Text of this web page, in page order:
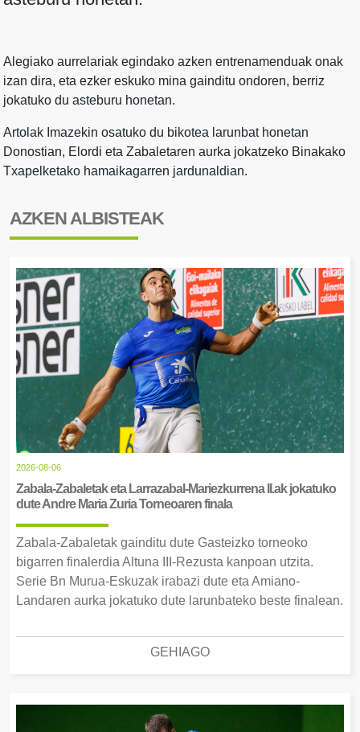
Alegiako aurrelariak egindako azken entrenamenduak onak
izan dira, eta ezker eskuko mina gainditu ondoren, berriz
jokatuko du asteburu honetan.
Artolak Imazekin osatuko du bikotea larunbat honetan
Donostian, Elordi eta Zabaletaren aurka jokatzeko Binakako
Txapelketako hamaikagarren jardunaldian.
AZKEN ALBISTEAK
2026-08-06
Zabala-Zabaletak eta Larrazabal-Mariezkurrena II.ak jokatuko
dute Andre Maria Zuria Torneoaren finala
Zabala-Zabaletak gainditu dute Gasteizko torneoko
bigarren finalerdia Altuna III-Rezusta kanpoan utzita.
Serie Bn Murua-Eskuzak irabazi dute eta Amiano-
Landaren aurka jokatuko dute larunbateko beste finalean.
GEHIAGO